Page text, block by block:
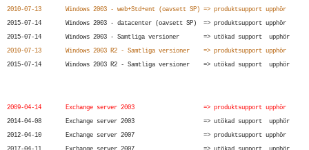
2010-07-13 Windows 2003 - web+Std+ent (oavsett SP) => produktsupport upphör
2015-07-14 Windows 2003 - datacenter (oavsett SP) => produktsupport upphör
2015-07-14 Windows 2003 - Samtliga versioner => utökad support upphör
2010-07-13 Windows 2003 R2 - Samtliga versioner => produktsupport upphör
2015-07-14 Windows 2003 R2 - Samtliga versioner => utökad support upphör
2009-04-14 Exchange server 2003 => produktsupport upphör
2014-04-08 Exchange server 2003 => utökad support upphör
2012-04-10 Exchange server 2007 => produktsupport upphör